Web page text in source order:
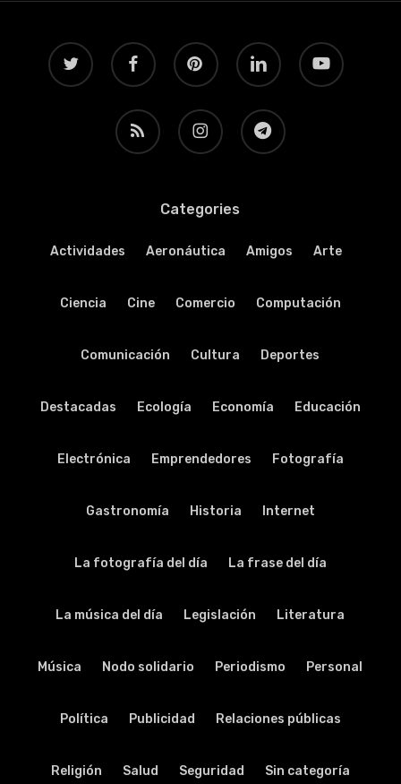
twitter facebook pinterest linkedin youtube
RSS instagram telegram
Categories
Actividades Aeronáutica Amigos Arte
Ciencia Cine Comercio Computación
Comunicación Cultura Deportes
Destacadas Ecología Economía Educación
Electrónica Emprendedores Fotografía
Gastronomía Historia Internet
La fotografía del día La frase del día
La música del día Legislación Literatura
Música Nodo solidario Periodismo Personal
Política Publicidad Relaciones públicas
Religión Salud Seguridad Sin categoría